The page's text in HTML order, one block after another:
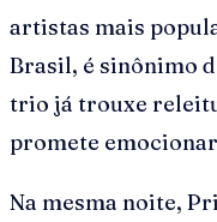
artistas mais
Brasil, é sinônimo
trio já trouxe
promete
Na mesma noite,